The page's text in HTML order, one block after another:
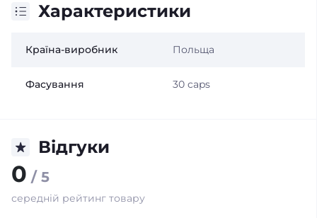
Характеристики
Країна-виробник Польща
Фасування 30 caps
Відгуки
0 / 5
середній рейтинг товару